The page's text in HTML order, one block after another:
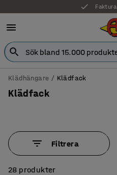
Klädhängare Klädfack
Klädfack
Filtrera
28 produkter